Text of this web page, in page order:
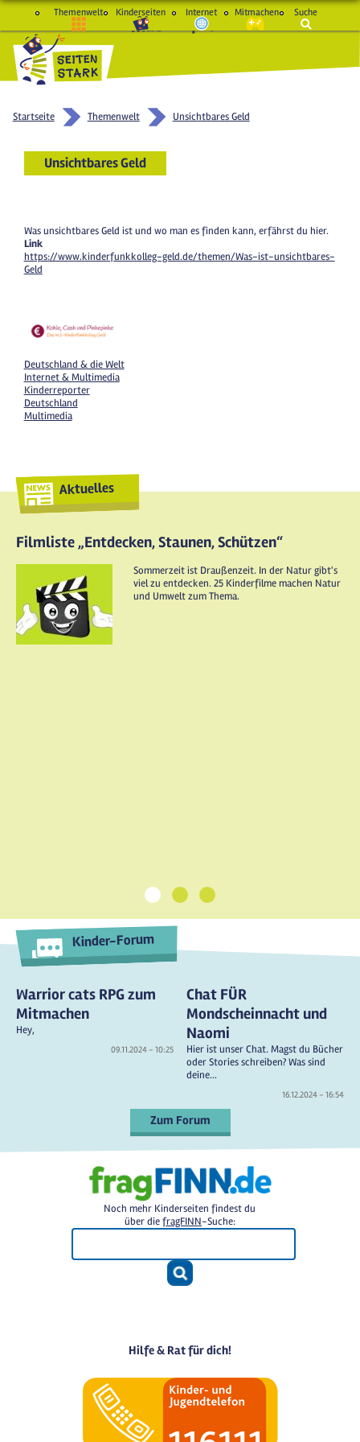
Themenwelt Kinderseiten Internet Mitmachen Suche
macht Spaß und schlau
Startseite Themenwelt Unsichtbares Geld
Unsichtbares Geld
Was unsichtbares Geld ist und wo man es finden kann, erfährst du hier.
Link
https://www.kinderfunkkolleg-geld.de/themen/Was-ist-unsichtbares-
Geld
Deutschland & die Welt
Internet & Multimedia
Kinderreporter
Deutschland
Multimedia
Aktuelles
Filmliste „Entdecken, Staunen, Schützen“
Sommerzeit ist Draußenzeit. In der Natur gibt's
viel zu entdecken. 25 Kinderfilme machen Natur
und Umwelt zum Thema.
1 2 3
Kinder-Forum
Warrior cats RPG zum
Mitmachen
Hey,
09.11.2024 - 10:25
Chat FÜR
Mondscheinnacht und
Naomi
Hier ist unser Chat. Magst du Bücher
oder Stories schreiben? Was sind
deine...
16.12.2024 - 16:54
Zum Forum
Noch mehr Kinderseiten findest du
über diefragFINN-Suche:
Hilfe & Rat für dich!